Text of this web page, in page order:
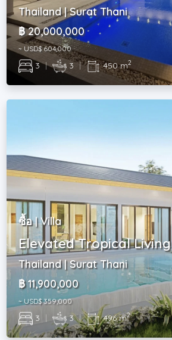
Thailand | Surat Thani
฿ 20,000,000
~ USD$ 604,000
3 | 3 | 450 m2
ซื้อ | Villa
Elevated Tropical Living
Thailand | Surat Thani
฿ 11,900,000
~ USD$ 359,000
3 | 3 | 496 m2